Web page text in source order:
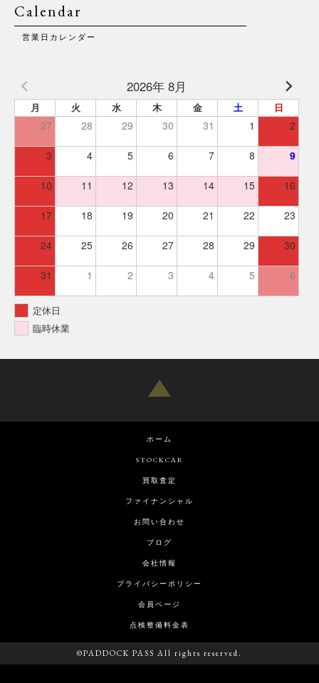
Calendar
営業日カレンダー
2026年 8月
月 火 水 木 金 土 日
27 28 29 30 31 1 2
3 4 5 6 7 8 9
10 11 12 13 14 15 16
17 18 19 20 21 22 23
24 25 26 27 28 29 30
31 1 2 3 4 5 6
定休日
臨時休業
ホーム
STOCKCAR
買取査定
ファイナンシャル
お問い合わせ
ブログ
会社情報
プライバシーポリシー
会員ページ
点検整備料金表
©PADDOCK PASS All rights reserved.